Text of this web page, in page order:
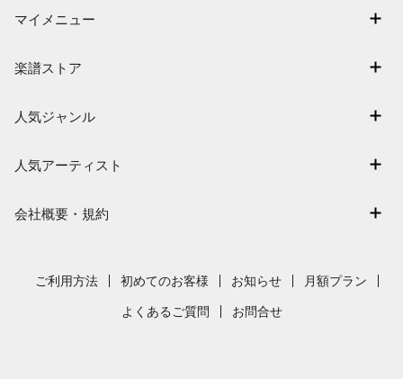
マイメニュー
退会はこちら
楽譜ストア
難易度別に探す
まもなく配信
人気ジャンル
保育
発表会
人気アーティスト
新沢としひこ
会社概要・規約
採用情報
ご利用方法 初めてのお客様 お知らせ 月額プラン
よくあるご質問 お問合せ